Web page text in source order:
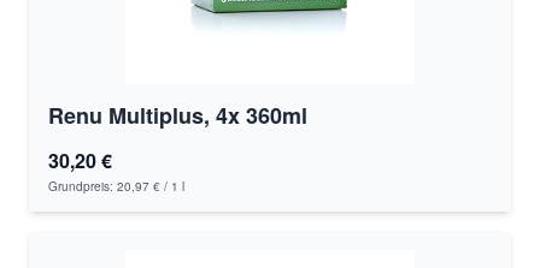
Renu Multiplus, 4x 360ml
30,20 €
Grundpreis: 20,97 € / 1 l